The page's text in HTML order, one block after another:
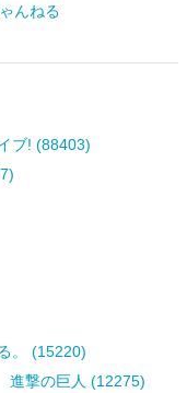
んねる
ブ! (88403)
。 (15220)
進撃の巨人 (12275)